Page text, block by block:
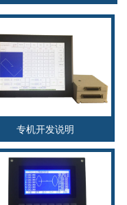
联系电话
专机开发说明